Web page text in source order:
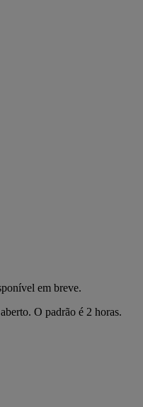
em breve.
O padrão é 2 horas.